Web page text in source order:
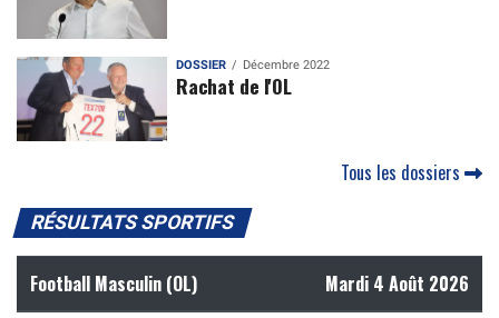
DOSSIER Décembre 2022
Rachat de l'OL
Tous les dossiers
RÉSULTATS SPORTIFS
Football Masculin (OL) Mardi 4 Août 2026